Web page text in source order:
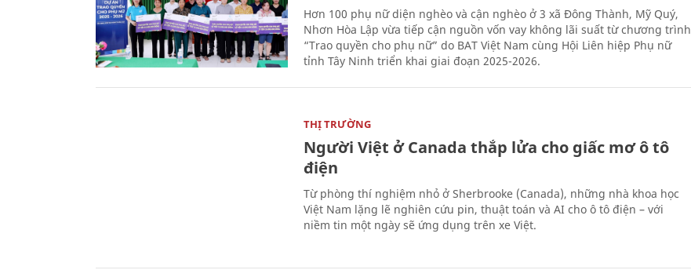
Hơn 100 phụ nữ diện nghèo và cận nghèo ở 3 xã Đông Thành, Mỹ Quý,
Nhơn Hòa Lập vừa tiếp cận nguồn vốn vay không lãi suất từ chương trình
“Trao quyền cho phụ nữ” do BAT Việt Nam cùng Hội Liên hiệp Phụ nữ
tỉnh Tây Ninh triển khai giai đoạn 2025-2026.
THỊ TRƯỜNG
Người Việt ở Canada thắp lửa cho giấc mơ ô tô
điện
Từ phòng thí nghiệm nhỏ ở Sherbrooke (Canada), những nhà khoa học
Việt Nam lặng lẽ nghiên cứu pin, thuật toán và AI cho ô tô điện – với
niềm tin một ngày sẽ ứng dụng trên xe Việt.